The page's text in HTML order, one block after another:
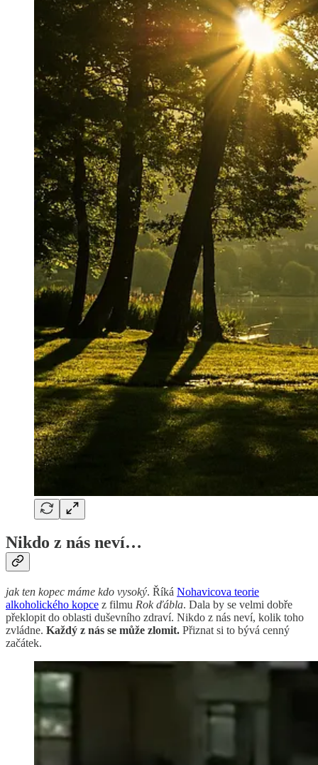
Nikdo z nás neví…
jak ten kopec máme kdo vysoký. Říká Nohavicova teorie
alkoholického kopce z filmu Rok ďábla. Dala by se velmi dobře
překlopit do oblasti duševního zdraví. Nikdo z nás neví, kolik toho
zvládne. Každý z nás se může zlomit. Přiznat si to bývá cenný
začátek.